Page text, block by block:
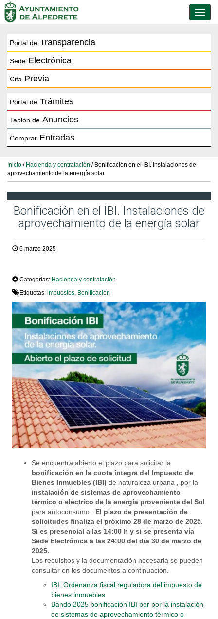
de
Portal de Transparencia
Sede Electrónica
Cita Previa
Portal de Trámites
Tablón de Anuncios
Comprar Entradas
Inicio / Hacienda y contratación / Bonificación en el IBI. Instalaciones de
aprovechamiento de la energía solar
Bonificación en el IBI. Instalaciones de
aprovechamiento de la energía solar
6 marzo 2025
Categorías: Hacienda y contratación
Etiquetas: impuestos Bonificación
Se encuentra abierto el plazo para solicitar la
bonificación en la cuota íntegra del Impuesto de
Bienes Inmuebles (IBI) de naturaleza urbana , por la
instalación de sistemas de aprovechamiento
térmico o eléctrico de la energía proveniente del Sol
para autoconsumo . El plazo de presentación de
solicitudes finaliza el próximo 28 de marzo de 2025.
Si es presencial a las 14:00 h y si se presenta vía
Sede Electrónica a las 24:00 del día 30 de marzo de
2025.
Los requisitos y la documentación necesaria se pueden
consultar en los documentos a continuación.
IBI. Ordenanza fiscal reguladora del impuesto de
bienes inmuebles
Bando 2025 bonificación IBI por por la instalación
de sistemas de aprovechamiento térmico o